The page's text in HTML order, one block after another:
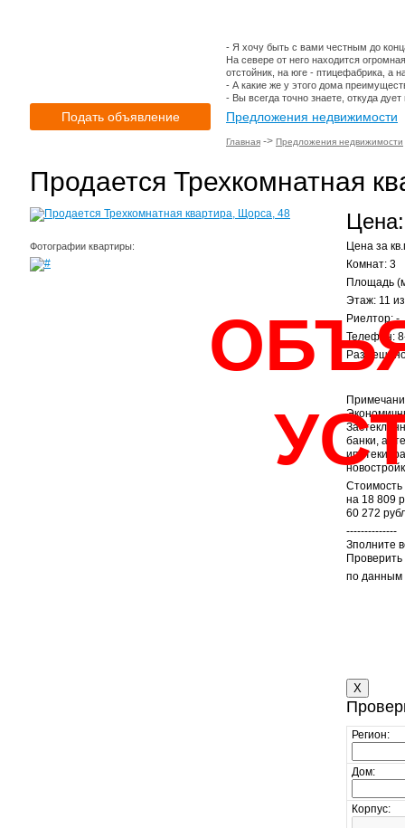
- Я хочу быть с вами честным до
На севере от него находится
отстойник, на юге - птицефабрика, а
- А какие же у этого дома
- Вы всегда точно знаете, откуда дует
Подать объявление Предложения недвижимости
Главная -> Предложения недвижимости
Продается Трехкомнатная
Фотографии квартиры:
Цена за
Комнат: 3
Площадь
Этаж: 11
Риелтор: -
Телефон:
банки,
ипотеки,
Стоимость
на 18 809
60 272
--------------
Зполните
по данным
X
Регион:
Дом:
Корпус: